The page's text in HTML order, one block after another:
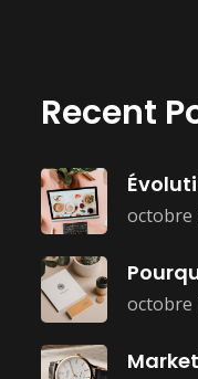
Recent
octobre
octobre